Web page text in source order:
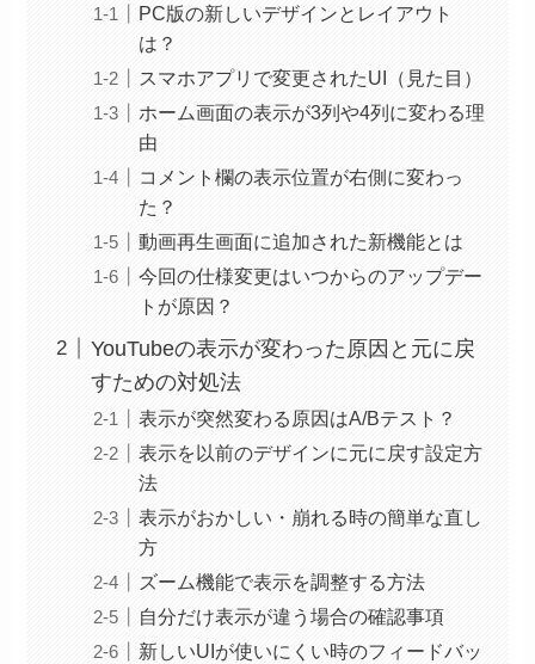
PC版の新しいデザインとレイアウト
は？
スマホアプリで変更されたUI（見た目）
ホーム画面の表示が3列や4列に変わる理
由
コメント欄の表示位置が右側に変わっ
た？
動画再生画面に追加された新機能とは
今回の仕様変更はいつからのアップデー
トが原因？
YouTubeの表示が変わった原因と元に戻
すための対処法
表示が突然変わる原因はA/Bテスト？
表示を以前のデザインに元に戻す設定方
法
表示がおかしい・崩れる時の簡単な直し
方
ズーム機能で表示を調整する方法
自分だけ表示が違う場合の確認事項
新しいUIが使いにくい時のフィードバッ